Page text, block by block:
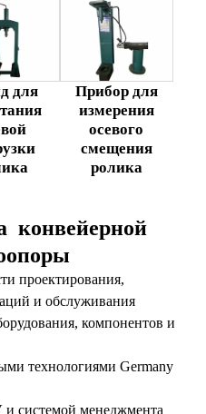
для
Прибор для
измерения
осевого
смещения
ролика
конвейерной
проектирования,
и обслуживания
компонентов и
технологиями Germany
системой менеджмента